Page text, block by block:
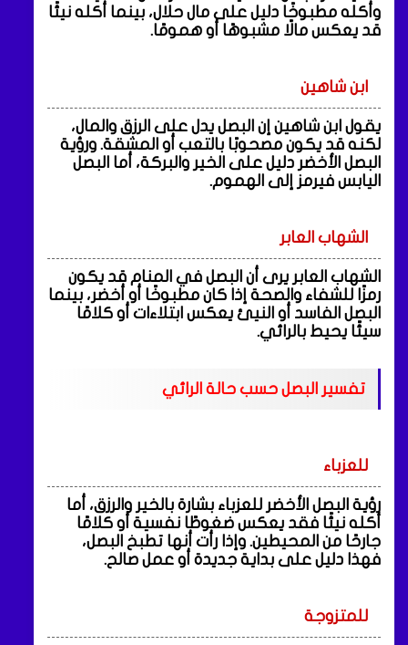
وأكله مطبوخًا دليل على مال حلال، بينما أكله نيئًا
قد يعكس مالًا مشبوهًا أو همومًا.
ابن شاهين
يقول ابن شاهين إن البصل يدل على الرزق والمال،
لكنه قد يكون مصحوبًا بالتعب أو المشقة. ورؤية
البصل الأخضر دليل على الخير والبركة، أما البصل
اليابس فيرمز إلى الهموم.
الشهاب العابر
الشهاب العابر يرى أن البصل في المنام قد يكون
رمزًا للشفاء والصحة إذا كان مطبوخًا أو أخضر، بينما
البصل الفاسد أو النيئ يعكس ابتلاءات أو كلامًا
سيئًا يحيط بالرائي.
تفسير البصل حسب حالة الرائي
للعزباء
رؤية البصل الأخضر للعزباء بشارة بالخير والرزق، أما
أكله نيئًا فقد يعكس ضغوطًا نفسية أو كلامًا
جارحًا من المحيطين. وإذا رأت أنها تطبخ البصل،
فهذا دليل على بداية جديدة أو عمل صالح.
للمتزوجة